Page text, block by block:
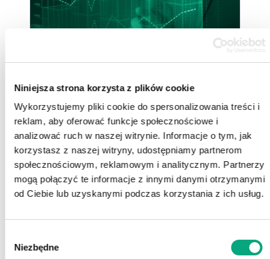
Niniejsza strona korzysta z plików cookie
Wykorzystujemy pliki cookie do spersonalizowania treści i
reklam, aby oferować funkcje społecznościowe i
analizować ruch w naszej witrynie. Informacje o tym, jak
korzystasz z naszej witryny, udostępniamy partnerom
społecznościowym, reklamowym i analitycznym. Partnerzy
mogą połączyć te informacje z innymi danymi otrzymanymi
od Ciebie lub uzyskanymi podczas korzystania z ich usług.
zgody
Niezbędne
02.05.2025
Grupa Kapitałowa ACTION S.A. podsumowuje rok 2024